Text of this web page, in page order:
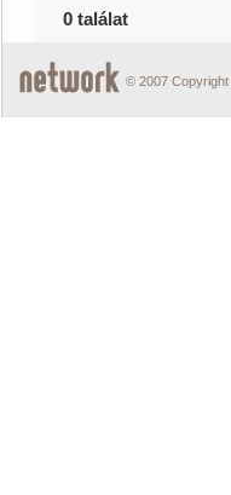
0 találat
© 2007 Copyright